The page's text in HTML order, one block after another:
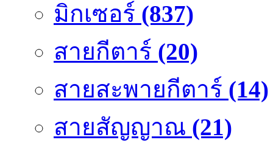
มิกเซอร์ (837)
สายกีตาร์ (20)
สายสะพายกีตาร์ (14)
สายสัญญาณ (21)